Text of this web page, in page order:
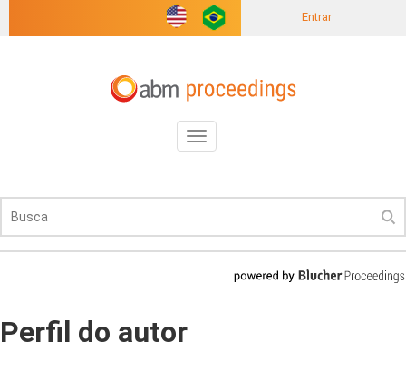
Entrar
Toggle
navigation
Perfil do autor